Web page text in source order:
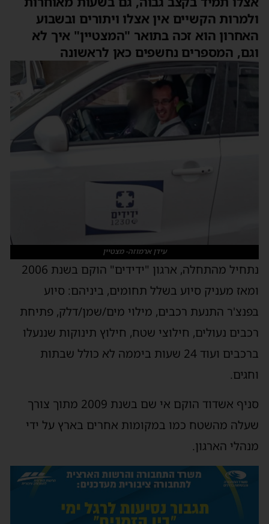
ולמרות הקשיים אין אצלו ויתורים ובשבוע
האחרון הוא זכה בתואר "המצטיין" איך לא
וגם, המספרים נחשפים כאן לראשונה
עידן ארמוזה- מצטיין
נתחיל מהתחלה, ארגון "ידידים" הוקם בשנת 2006
ומאז מעניק סיוע בשלל תחומים, ביניהם: סיוע
בפנצ'ר התנעת רכבים, מילוי מים/שמן/דלק, פתיחת
רכבים נעולים, חילוצי שטח, חילוץ תינוקות שננעלו
ברכבים ועוד 24 שעות ביממה לא כולל שבתות
וחגים.
סניף אשדוד הוקם אי שם בשנת 2009 מתוך צורך
שעלה מהשטח כמו במקומות אחרים בארץ על ידי
מנהלי הארגון.